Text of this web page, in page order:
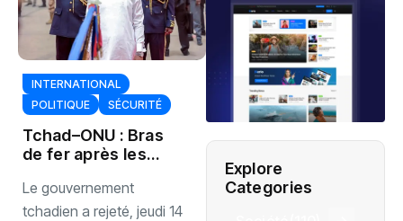
INTERNATIONAL
POLITIQUE
SÉCURITÉ
‎Tchad–ONU : Bras
de fer après les
Haram
‎Le gouvernement
tchadien a rejeté, jeudi 14
Explore
Categories